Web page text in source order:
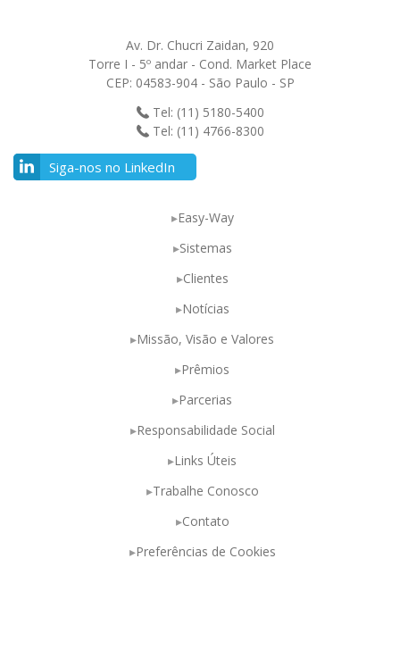
Av. Dr. Chucri Zaidan, 920
Torre I - 5º andar - Cond. Market Place
CEP: 04583-904 - São Paulo - SP
Tel: (11) 5180-5400
Tel: (11) 4766-8300
Siga-nos no LinkedIn
Easy-Way
Sistemas
Clientes
Notícias
Missão, Visão e Valores
Prêmios
Parcerias
Responsabilidade Social
Links Úteis
Trabalhe Conosco
Contato
Preferências de Cookies